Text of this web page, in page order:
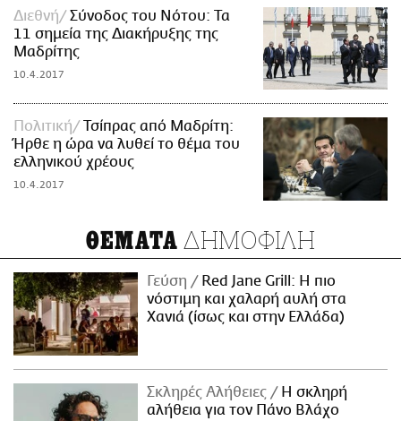
Διεθνή
Σύνοδος του Νότου: Τα
11 σημεία της Διακήρυξης της
Μαδρίτης
10.4.2017
Πολιτική
Τσίπρας από Μαδρίτη:
Ήρθε η ώρα να λυθεί το θέμα του
ελληνικού χρέους
10.4.2017
ΘΕΜΑΤΑ ΔΗΜΟΦΙΛΗ
Γεύση
Red Jane Grill: Η πιο
νόστιμη και χαλαρή αυλή στα
Χανιά (ίσως και στην Ελλάδα)
Σκληρές Αλήθειες
H σκληρή
αλήθεια για τον Πάνο Βλάχο